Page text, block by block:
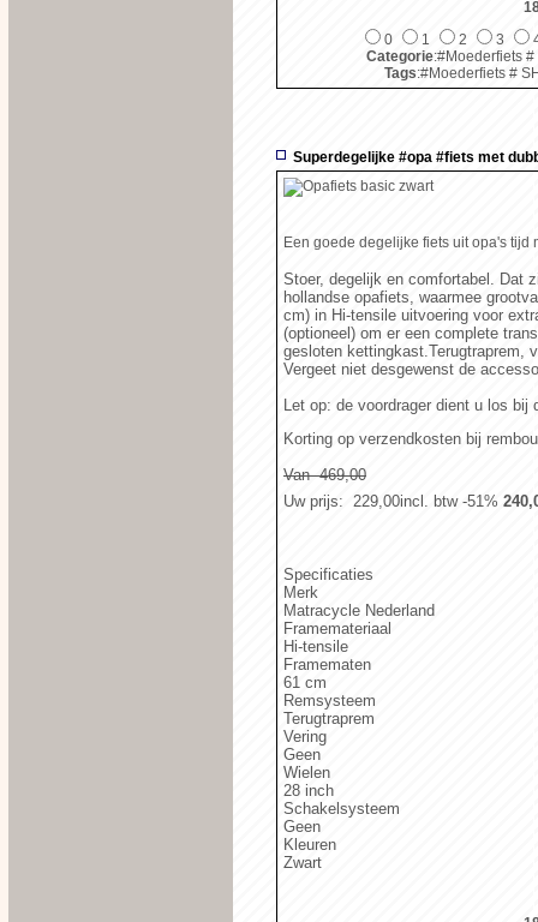
0
1 2 3
Categorie:#Moederfiets
Tags:#Moederfiets #
Superdegelijke #opa #fiets met
Een goede degelijke fiets uit opa's tijd
Stoer, degelijk en comfortabel. Dat
hollandse opafiets, waarmee
cm) in Hi-tensile uitvoering voor
(optioneel) om er een complete
gesloten kettingkast.Terugtraprem,
Vergeet niet desgewenst de
Let op: de voordrager dient u los bij
Korting op verzendkosten bij
Van  469,00
Uw prijs:  229,00incl. btw -51% 
Specificaties
Merk
Matracycle Nederland
Framemateriaal
Hi-tensile
Framematen
61 cm
Remsysteem
Terugtraprem
Vering
Geen
Wielen
28 inch
Schakelsysteem
Geen
Kleuren
Zwart